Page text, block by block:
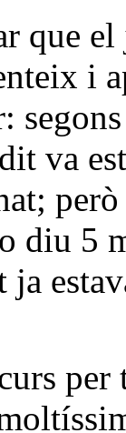
que
i
va
diu 5
ja